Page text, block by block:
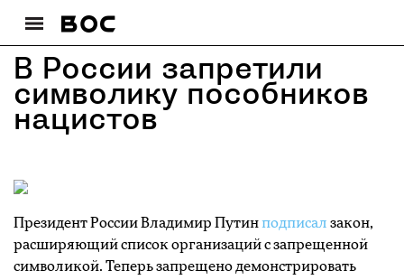
В России запретили
символику пособников
нацистов
Президент России Владимир Путинподписал закон,
расширяющий список организаций с запрещенной
символикой. Теперь запрещено демонстрировать